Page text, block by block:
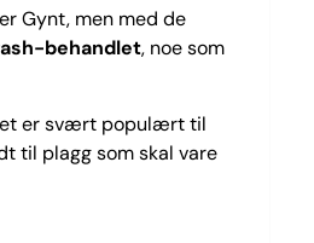
Gynt, men med de
behandlet, noe som
er svært populært til
til plagg som skal vare